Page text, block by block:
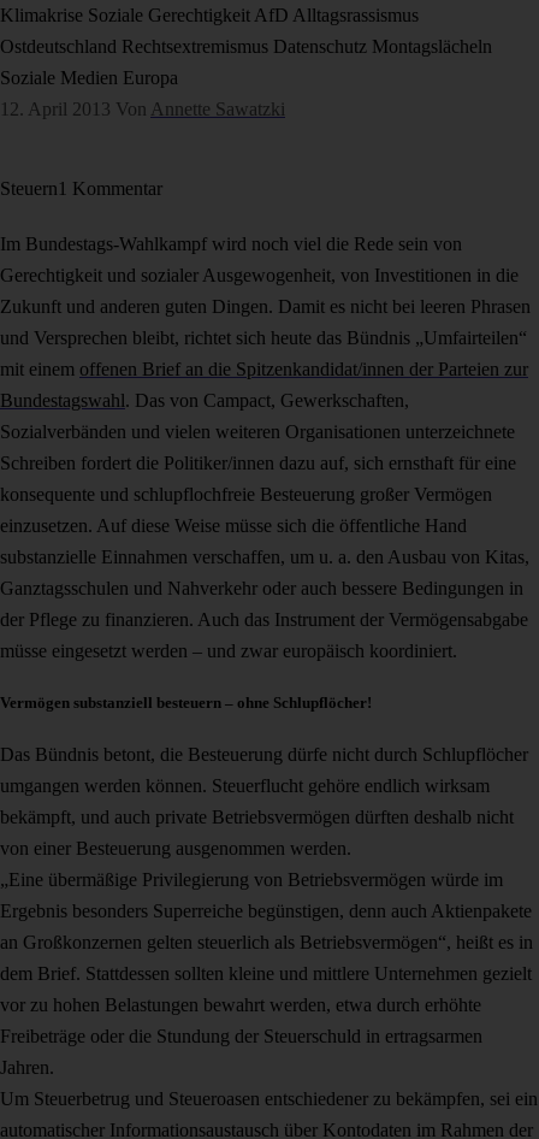
Klimakrise Soziale Gerechtigkeit AfD Alltagsrassismus
Ostdeutschland Rechtsextremismus Datenschutz Montagslächeln
Soziale Medien Europa
12. April 2013 Von Annette Sawatzki
Steuern1 Kommentar
Im Bundestags-Wahlkampf wird noch viel die Rede sein von
Gerechtigkeit und sozialer Ausgewogenheit, von Investitionen in die
Zukunft und anderen guten Dingen. Damit es nicht bei leeren Phrasen
und Versprechen bleibt, richtet sich heute das Bündnis „Umfairteilen“
mit einem offenen Brief an die Spitzenkandidat/innen der Parteien zur
Bundestagswahl. Das von Campact, Gewerkschaften,
Sozialverbänden und vielen weiteren Organisationen unterzeichnete
Schreiben fordert die Politiker/innen dazu auf, sich ernsthaft für eine
konsequente und schlupflochfreie Besteuerung großer Vermögen
einzusetzen. Auf diese Weise müsse sich die öffentliche Hand
substanzielle Einnahmen verschaffen, um u. a. den Ausbau von Kitas,
Ganztagsschulen und Nahverkehr oder auch bessere Bedingungen in
der Pflege zu finanzieren. Auch das Instrument der Vermögensabgabe
müsse eingesetzt werden – und zwar europäisch koordiniert.
Vermögen substanziell besteuern – ohne Schlupflöcher!
Das Bündnis betont, die Besteuerung dürfe nicht durch Schlupflöcher
umgangen werden können. Steuerflucht gehöre endlich wirksam
bekämpft, und auch private Betriebsvermögen dürften deshalb nicht
von einer Besteuerung ausgenommen werden.
„Eine übermäßige Privilegierung von Betriebsvermögen würde im
Ergebnis besonders Superreiche begünstigen, denn auch Aktienpakete
an Großkonzernen gelten steuerlich als Betriebsvermögen“, heißt es in
dem Brief. Stattdessen sollten kleine und mittlere Unternehmen gezielt
vor zu hohen Belastungen bewahrt werden, etwa durch erhöhte
Freibeträge oder die Stundung der Steuerschuld in ertragsarmen
Jahren.
Um Steuerbetrug und Steueroasen entschiedener zu bekämpfen, sei ein
automatischer Informationsaustausch über Kontodaten im Rahmen der